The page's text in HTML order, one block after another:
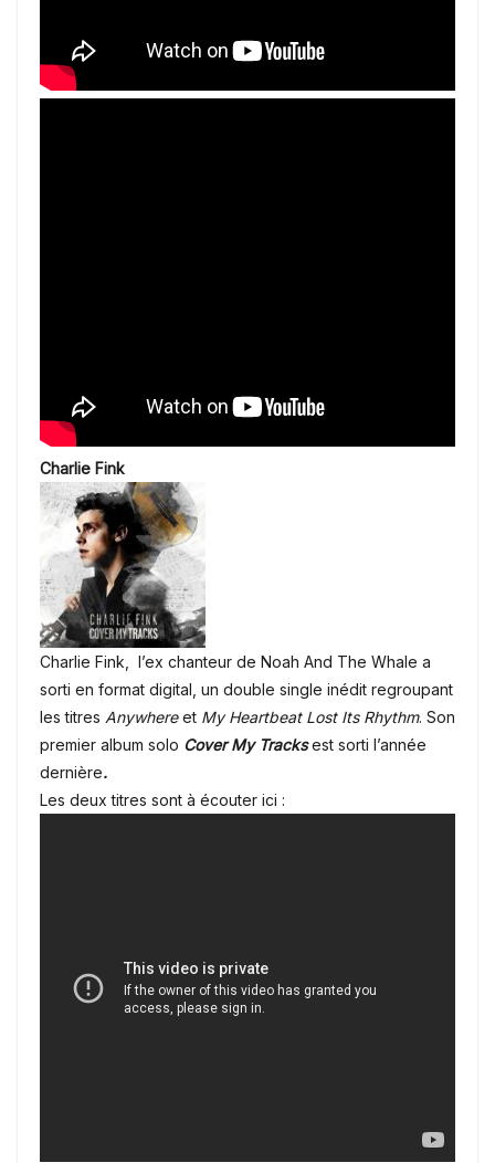
Charlie Fink
Charlie Fink, l’ex chanteur de Noah And The Whale a
sorti en format digital, un double single inédit regroupant
les titres Anywhereet My Heartbeat Lost Its Rhythm. Son
premier album solo Cover My Tracksest sorti l’année
dernière.
Les deux titres sont à écouter ici :